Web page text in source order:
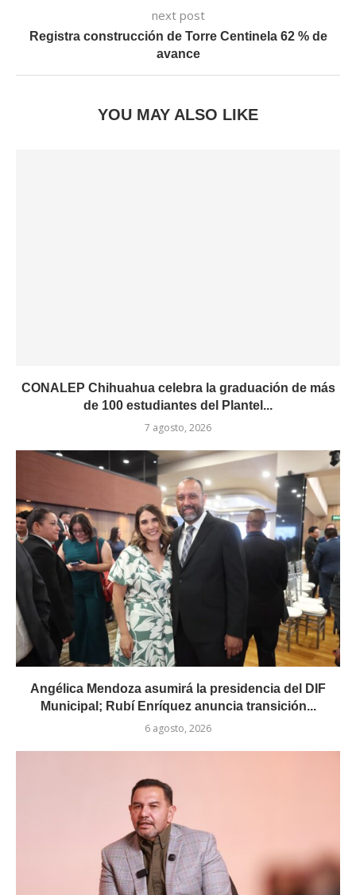
next post
Registra construcción de Torre Centinela 62 % de
avance
YOU MAY ALSO LIKE
CONALEP Chihuahua celebra la graduación de más
de 100 estudiantes del Plantel...
7 agosto, 2026
Angélica Mendoza asumirá la presidencia del DIF
Municipal; Rubí Enríquez anuncia transición...
6 agosto, 2026